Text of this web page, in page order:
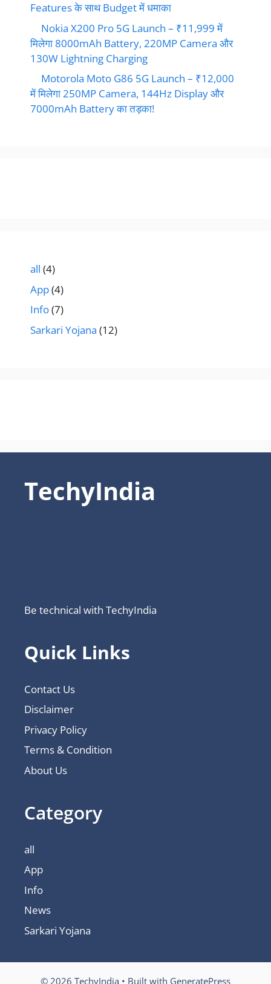
Features के साथ Budget में धमाका
Nokia X200 Pro 5G Launch – ₹11,999 में
मिलेगा 8000mAh Battery, 220MP Camera और
130W Lightning Charging
Motorola Moto G86 5G Launch – ₹12,000
में मिलेगा 250MP Camera, 144Hz Display और
7000mAh Battery का तड़का!
all (4)
App(4)
Info(7)
Sarkari Yojana (12)
TechyIndia
Be technical with TechyIndia
Quick Links
Contact Us
Disclaimer
Privacy Policy
Terms & Condition
About Us
Category
all
App
Info
News
Sarkari Yojana
© 2026 TechyIndia • Built with GeneratePress